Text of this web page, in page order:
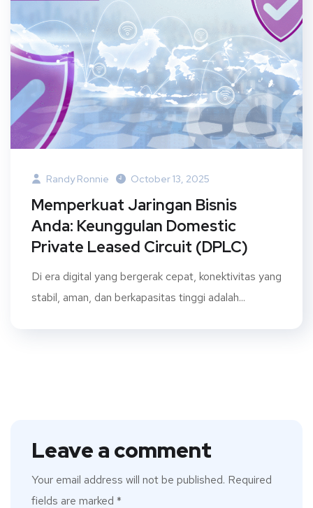
Randy Ronnie October 13, 2025
Memperkuat Jaringan Bisnis
Anda: Keunggulan Domestic
Private Leased Circuit (DPLC)
Di era digital yang bergerak cepat, konektivitas yang
stabil, aman, dan berkapasitas tinggi adalah...
Leave a comment
Your email address will not be published. Required
fields are marked *